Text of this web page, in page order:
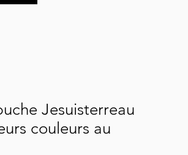
Jesuisterreau
couleurs au